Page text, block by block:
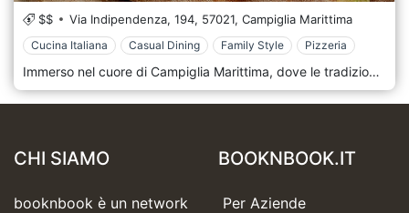
$$ Via Indipendenza, 194, 57021, Campiglia Marittima
Cucina Italiana Casual Dining Family Style Pizzeria
Immerso nel cuore di Campiglia Marittima, dove le tradizioni toscane sono profonde e ogni selciato sussurra storie d'altri tempi, si erge un tempio moderno del piatto più amato d'Italia: la Pizza Mania. Già dal nome è evidente che Pizza Mania è molto più di una semplice pizzeria: è una vibrante celebrazione di tutto ciò che riguarda la pizza! La facciata del ristorante, decorata in tonalità calde con motivi giocosi di pizze danzanti, invita i clienti in un mondo in cui la magia culinaria si svolge sotto la luce dorata dei forni a legna. Entrando, l'energia vibrante del luogo è contagiosa. Una miscela di tavoli rustici in legno, graffiti urbani e un murale del paesaggio ondulato toscano crea un ambiente accogliente e contemporaneo. Il lieve crepitio della legna da ardere, l'aroma invitante dell'impasto e l'allegro brusio delle conversazioni danno il tono a un pasto indimenticabile. Al centro del successo di Pizza Mania c'è il suo impegno per l'autenticità e la qualità. Ogni pizza, realizzata artigianalmente con precisione e passione, vanta una crosta sottile, una base di pomodoro piccante e un melange degli ingredienti più freschi provenienti dalle fattorie toscane locali. Dalla classica Margherita adornata con vellutata mozzarella e basilico fresco alle fantasiose creazioni gourmet che sorprendono e deliziano: c'è una fetta per ogni palato! Ma il menu non si ferma solo alle pizze. Immergiti in una selezione di antipasti, insalate fresche e deliziosi dessert, assicurandoti un'esperienza culinaria italiana completa. E, naturalmente, nessuna pizza è completa senza un sorso di vino. A Pizza Mania, la lista curata di vini locali si abbina perfettamente a ogni torta, aggiungendo allegria.
CHI SIAMO
booknbook è un network
BOOKNBOOK.IT
Per Aziende